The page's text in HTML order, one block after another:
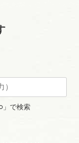
」で検索